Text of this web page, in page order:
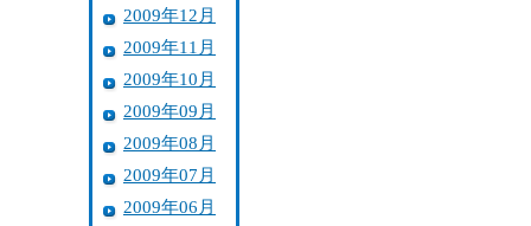
2009年12月
2009年11月
2009年10月
2009年09月
2009年08月
2009年07月
2009年06月